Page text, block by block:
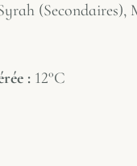
(Secondaires),
: 12°C